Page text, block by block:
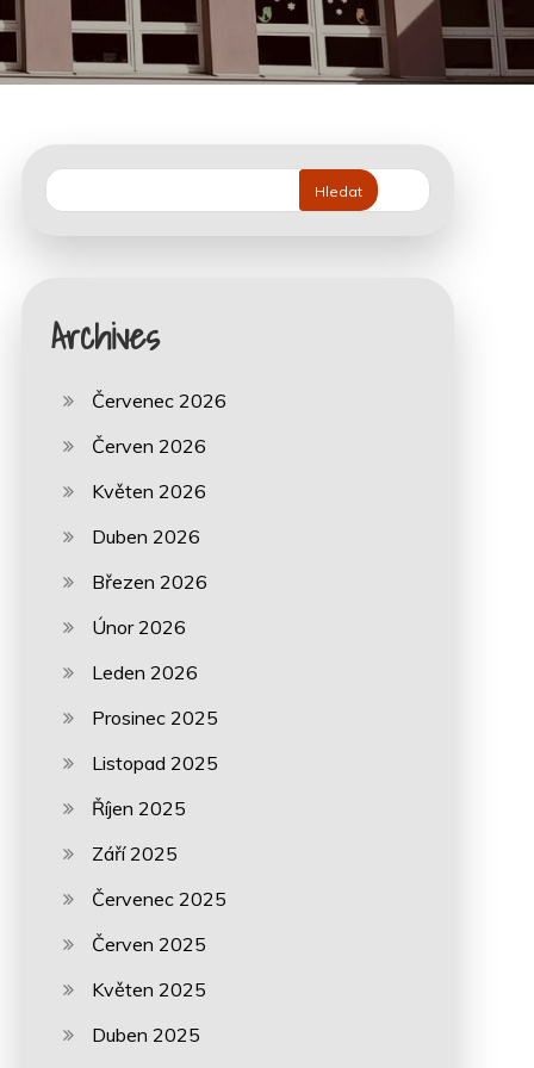
Hledat
Archives
Červenec 2026
Červen 2026
Květen 2026
Duben 2026
Březen 2026
Únor 2026
Leden 2026
Prosinec 2025
Listopad 2025
Říjen 2025
Září 2025
Červenec 2025
Červen 2025
Květen 2025
Duben 2025